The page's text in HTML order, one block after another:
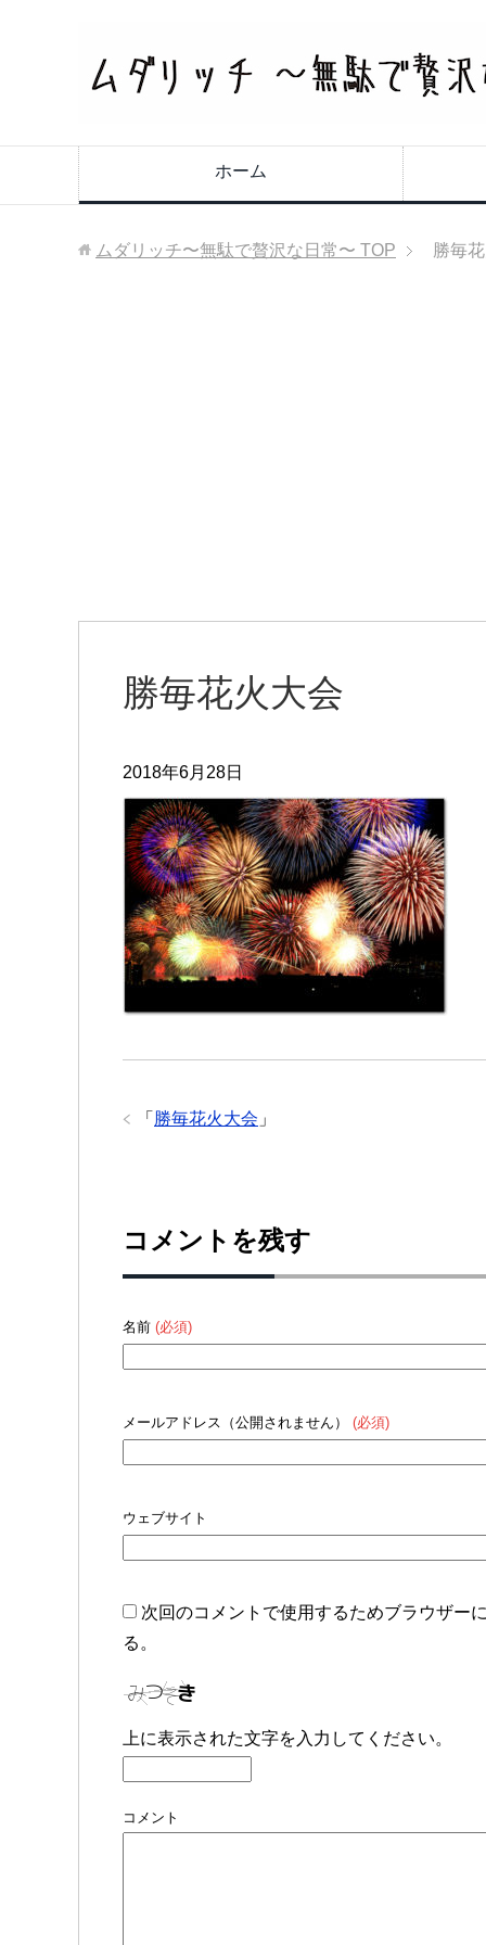
ホーム
ムダリッチ〜無駄で贅沢な日常〜 TOP 勝毎
勝毎花火大会
2018年6月28日
「 勝毎花火大会 」
コメントを残す
名前 (必須)
メールアドレス（公開されません） (必須)
ウェブサイト
次回のコメントで使用するためブラウザー
る。
上に表示された文字を入力してください。
コメント